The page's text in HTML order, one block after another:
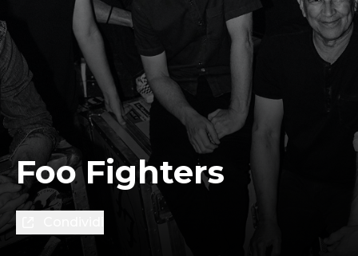
Foo Fighters